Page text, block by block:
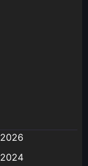
2026
2024